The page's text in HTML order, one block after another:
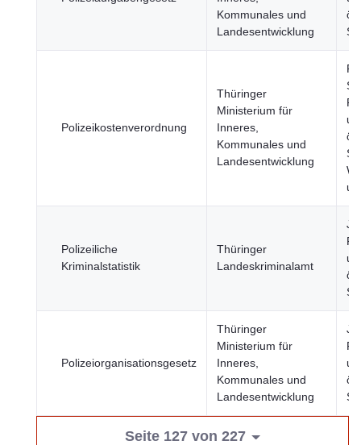
Kommunales und
Landesentwicklung
Polizeikostenverordnung
Thüringer
Ministerium für
Inneres,
Kommunales und
Landesentwicklung
Polizeiliche
Kriminalstatistik
Thüringer
Landeskriminalamt
Polizeiorganisationsgesetz
Thüringer
Ministerium für
Inneres,
Kommunales und
Landesentwicklung
Seite 127 von 227